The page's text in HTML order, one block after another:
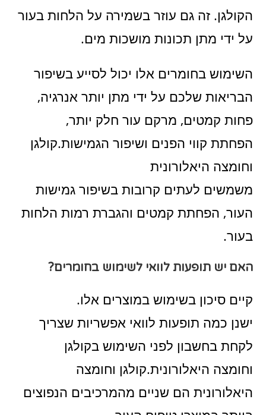
הקולגן. זה גם עוזר בשמירה על הלחות בעור
על ידי מתן תכונות מושכות מים.
השימוש בחומרים אלו יכול לסייע בשיפור
הבריאות שלכם על ידי מתן יותר אנרגיה,
פחות קמטים, מרקם עור חלק יותר,
הפחתת קווי הפנים ושיפור הגמישות.קולגן
וחומצה היאלורונית
משמשים לעתים קרובות בשיפור גמישות
העור, הפחתת קמטים והגברת רמות הלחות
בעור.
האם יש תופעות לוואי לשימוש בחומרים?
קיים סיכון בשימוש במוצרים אלו.
ישנן כמה תופעות לוואי אפשריות שצריך
לקחת בחשבון לפני השימוש בקולגן
וחומצה היאלורונית.קולגן וחומצה
היאלורונית הם שניים מהמרכיבים הנפוצים